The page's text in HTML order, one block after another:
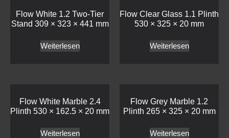
Flow White 1.2 Two-Tier
Stand 309 × 323 × 441 mm
Weiterlesen
Flow Clear Glass 1.1 Plinth
530 × 325 × 20 mm
Weiterlesen
Flow White Marble 2.4
Plinth 530 × 162.5 × 20 mm
Weiterlesen
Flow Grey Marble 1.2
Plinth 265 × 325 × 20 mm
Weiterlesen